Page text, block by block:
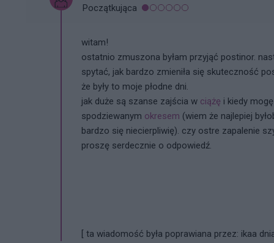
Początkująca
witam!
ostatnio zmuszona byłam przyjąć postinor.
spytać, jak bardzo zmieniła się skuteczność
że były to moje płodne dni.
jak duże są szanse zajścia w ciążę i kiedy
spodziewanym okresem (wiem że najlepiej
bardzo się niecierpliwię). czy ostre zapalenie
proszę serdecznie o odpowiedź.
[ ta wiadomość była poprawiana przez: ikaa